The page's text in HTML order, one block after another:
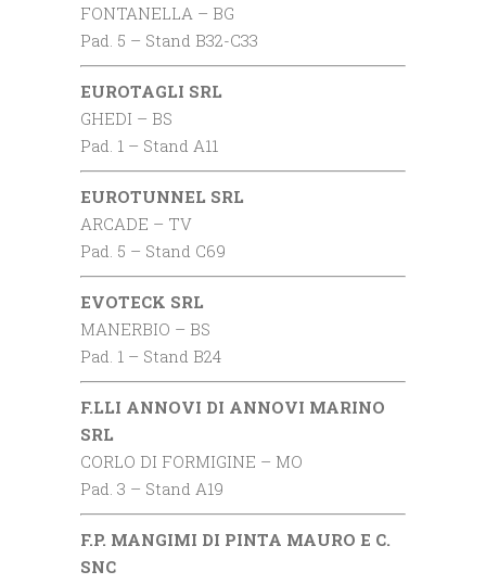
FONTANELLA – BG
Pad. 5 – Stand B32-C33
EUROTAGLI SRL
GHEDI – BS
Pad. 1 – Stand A11
EUROTUNNEL SRL
ARCADE – TV
Pad. 5 – Stand C69
EVOTECK SRL
MANERBIO – BS
Pad. 1 – Stand B24
F.LLI ANNOVI DI ANNOVI MARINO
SRL
CORLO DI FORMIGINE – MO
Pad. 3 – Stand A19
F.P. MANGIMI DI PINTA MAURO E C.
SNC